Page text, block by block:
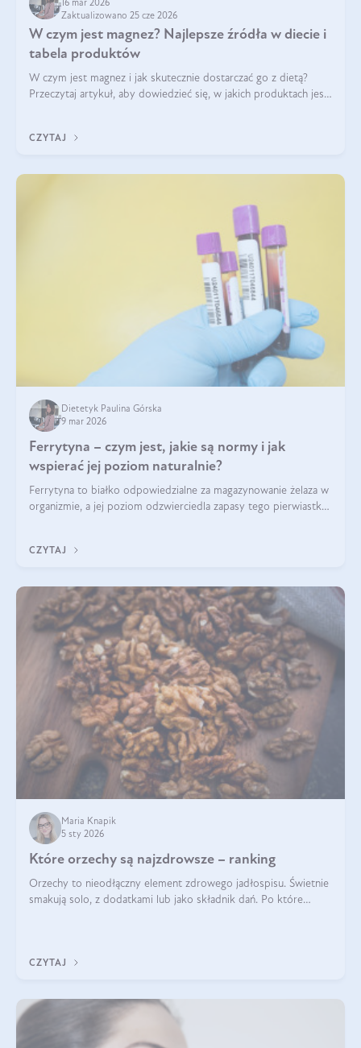
16 mar 2026
Zaktualizowano 25 cze 2026
W czym jest magnez? Najlepsze źródła w diecie i
tabela produktów
W czym jest magnez i jak skutecznie dostarczać go z dietą?
Przeczytaj artykuł, aby dowiedzieć się, w jakich produktach jest
CZYTAJ
Dietetyk Paulina Górska
9 mar 2026
Ferrytyna – czym jest, jakie są normy i jak
wspierać jej poziom naturalnie?
Ferrytyna to białko odpowiedzialne za magazynowanie żelaza w
organizmie, a jej poziom odzwierciedla zapasy tego pierwiastka.
funkcjonowanie (
CZYTAJ
Maria Knapik
5 sty 2026
Które orzechy są najzdrowsze – ranking
Orzechy to nieodłączny element zdrowego jadłospisu. Świetnie
smakują solo, z dodatkami lub jako składnik dań. Po które
CZYTAJ